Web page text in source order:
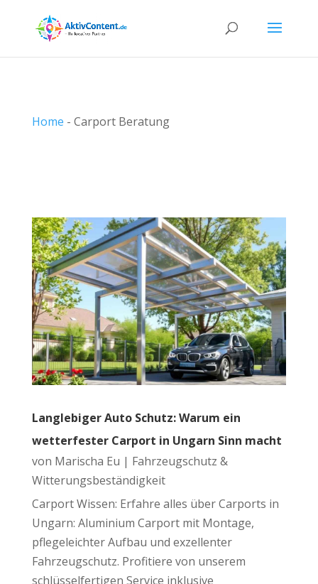
Home - Carport Beratung
Langlebiger Auto Schutz: Warum ein
wetterfester Carport in Ungarn Sinn macht
von Marischa Eu | Fahrzeugschutz &
Witterungsbeständigkeit
Carport Wissen: Erfahre alles über Carports in
Ungarn: Aluminium Carport mit Montage,
pflegeleichter Aufbau und exzellenter
Fahrzeugschutz. Profitiere von unserem
schlüsselfertigen Service inklusive